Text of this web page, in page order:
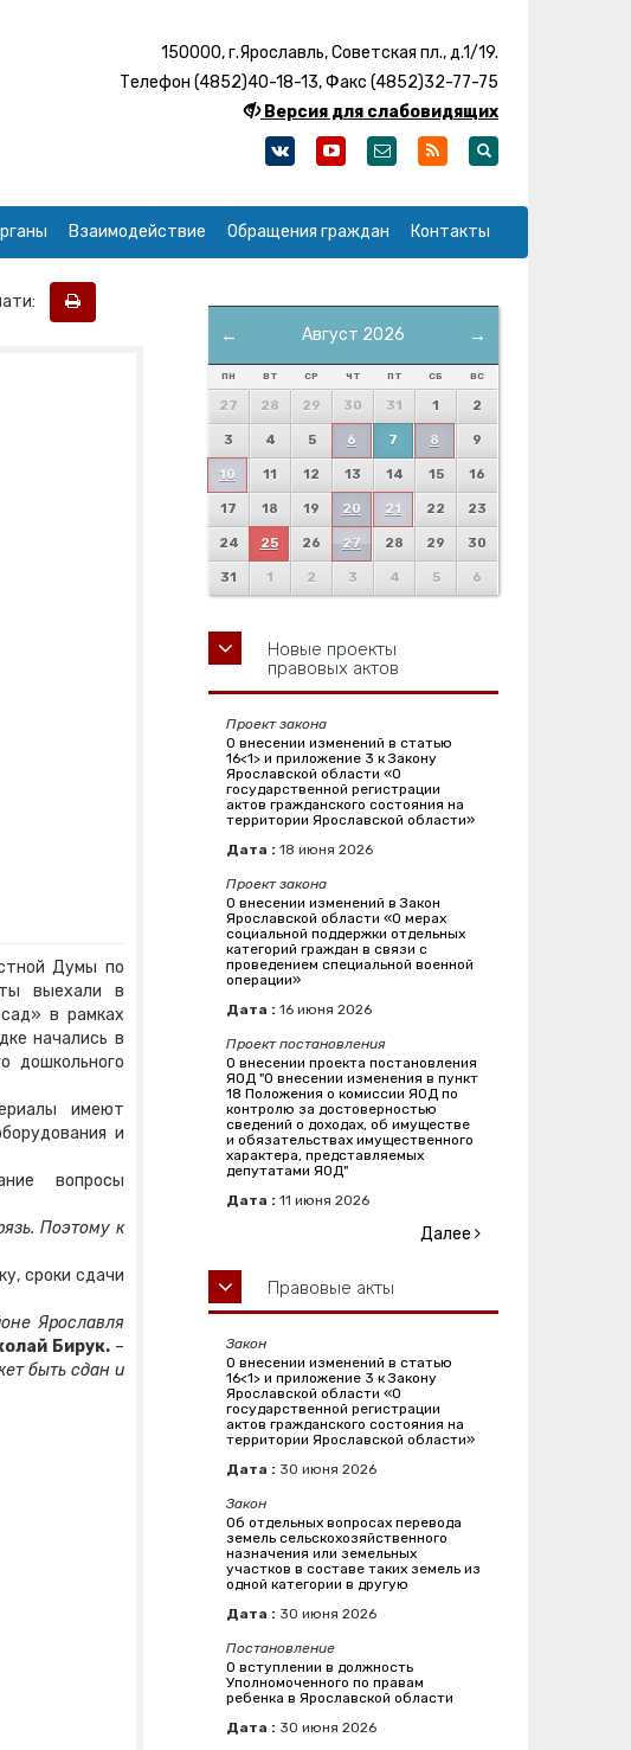
150000, г.Ярославль, Советская пл., д.1/19.
Телефон (4852)40-18-13, Факс (4852)32-77-75
Версия для слабовидящих
Взаимодействие Обращения граждан Контакты
Думы по
выехали в
в рамках
начались в
дошкольного
имеют
и
вопросы
Поэтому к
сроки сдачи
Ярославля
Бирук. –
быть сдан и
← →
Август 2026
ПН ВТ СР ЧТ ПТ СБ ВС
27 28 29 30 31 1 2
3 4 5 6 7 8 9
10 11 12 13 14 15 16
17 18 19 20 21 22 23
24 25 26 27 28 29 30
31 1 2 3 4 5 6
Новые проекты
правовых актов
Проект закона
О внесении изменений в статью
16<1> и приложение 3 к Закону
Ярославской области «О
государственной регистрации
актов гражданского состояния на
территории Ярославской области»
Дата : 18 июня 2026
Проект закона
О внесении изменений в Закон
Ярославской области «О мерах
социальной поддержки отдельных
категорий граждан в связи с
проведением специальной военной
операции»
Дата : 16 июня 2026
Проект постановления
О внесении проекта постановления
ЯОД "О внесении изменения в пункт
18 Положения о комиссии ЯОД по
контролю за достоверностью
сведений о доходах, об имуществе
и обязательствах имущественного
характера, представляемых
депутатами ЯОД"
Дата : 11 июня 2026
Далее
Правовые акты
Закон
О внесении изменений в статью
16<1> и приложение 3 к Закону
Ярославской области «О
государственной регистрации
актов гражданского состояния на
территории Ярославской области»
Дата : 30 июня 2026
Закон
Об отдельных вопросах перевода
земель сельскохозяйственного
назначения или земельных
участков в составе таких земель из
одной категории в другую
Дата : 30 июня 2026
Постановление
О вступлении в должность
Уполномоченного по правам
ребенка в Ярославской области
Дата : 30 июня 2026